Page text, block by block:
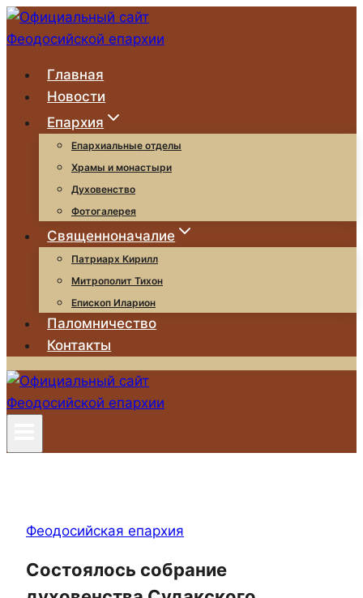
Перейти
к
Главная
Новости
Епархия
Епархиальные отделы
Храмы и монастыри
Духовенство
Фотогалерея
Священноначалие
Патриарх Кирилл
Митрополит Тихон
Епископ Иларион
Паломничество
Контакты
Феодосийская епархия
Состоялось собрание